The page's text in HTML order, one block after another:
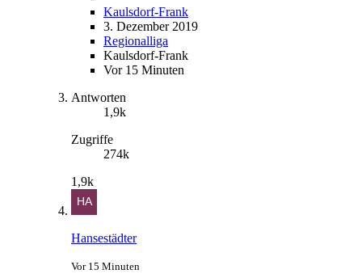
Kaulsdorf-Frank
3. Dezember 2019
Regionalliga
Kaulsdorf-Frank
Vor 15 Minuten
Antworten
1,9k
Zugriffe
274k
1,9k
Hansestädter
Vor 15 Minuten